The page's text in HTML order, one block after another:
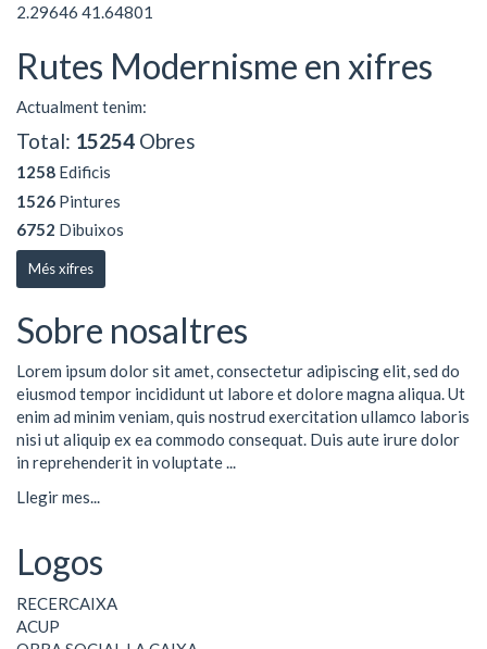
2.29646 41.64801
Rutes Modernisme en xifres
Actualment tenim:
Total: 15254 Obres
1258 Edificis
1526 Pintures
6752 Dibuixos
Més xifres
Sobre nosaltres
Lorem ipsum dolor sit amet, consectetur adipiscing elit, sed do
eiusmod tempor incididunt ut labore et dolore magna aliqua. Ut
enim ad minim veniam, quis nostrud exercitation ullamco laboris
nisi ut aliquip ex ea commodo consequat. Duis aute irure dolor
in reprehenderit in voluptate ...
Llegir mes...
Logos
RECERCAIXA
ACUP